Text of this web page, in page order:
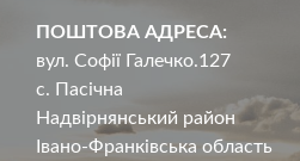
ПОШТОВА АДРЕСА:
вул. Софії Галечко.127
с. Пасічна
Надвірнянський район
Івано-Франківська область